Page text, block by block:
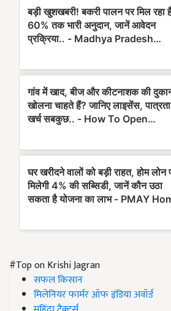
#Top on Krishi Jagran
सफल किसान
मिलेनियर फार्मर ऑफ इंडिया अवॉर्ड